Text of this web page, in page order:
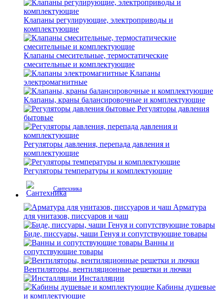
Клапаны регулирующие, электроприводы и
комплектующие
Клапаны смесительные, термостатические
смесительные и комплектующие
Клапаны
электромагнитные
Клапаны, краны балансировочные и комплектующие
Регуляторы давления
бытовые
Регуляторы давления, перепада давления и
комплектующие
Регуляторы температуры и комплектующие
Сантехника
Арматура
для унитазов, писсуаров и чаш
Биде, писсуары, чаши Генуя и сопутствующие товары
Ванны и
сопутствующие товары
Вентиляторы, вентиляционные решетки и лючки
Инсталляции
Кабины душевые
и комплектующие